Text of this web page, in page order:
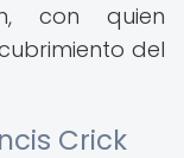
con quien
del
Crick